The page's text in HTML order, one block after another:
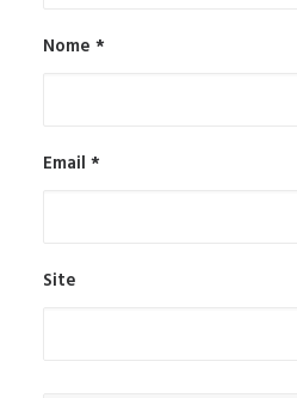
Nome *
Email *
Site